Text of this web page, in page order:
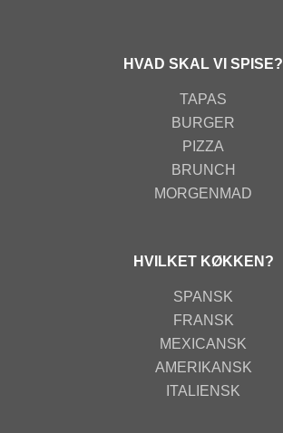
HVAD SKAL VI SPISE?
TAPAS
BURGER
PIZZA
BRUNCH
MORGENMAD
HVILKET KØKKEN?
SPANSK
FRANSK
MEXICANSK
AMERIKANSK
ITALIENSK